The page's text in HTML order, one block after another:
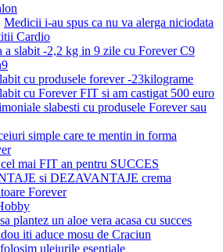
Medicii i-au spus ca nu va alerga niciodata
Cardio
a slabit -2,2 kg in 9 zile cu Forever C9
cu produsele forever -23kilograme
cu Forever FIT si am castigat 500 euro
slabesti cu produsele Forever sau
simple care te mentin in forma
mai FIT an pentru SUCCES
si DEZAVANTAJE crema
Forever
plantez un aloe vera acasa cu succes
iti aduce mosu de Craciun
uleiurile esentiale